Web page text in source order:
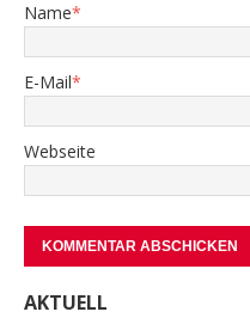
Name*
E-Mail*
Webseite
AKTUELL